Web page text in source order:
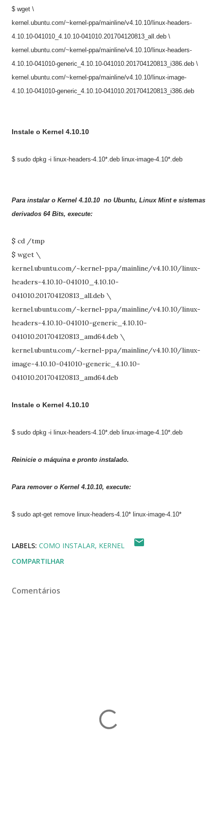
$ wget \
kernel.ubuntu.com/~kernel-ppa/mainline/v4.10.10/linux-headers-
4.10.10-041010_4.10.10-041010.201704120813_all.deb \
kernel.ubuntu.com/~kernel-ppa/mainline/v4.10.10/linux-headers-
4.10.10-041010-generic_4.10.10-041010.201704120813_i386.deb \
kernel.ubuntu.com/~kernel-ppa/mainline/v4.10.10/linux-image-
4.10.10-041010-generic_4.10.10-041010.201704120813_i386.deb
Instale o Kernel 4.10.10
$ sudo dpkg -i linux-headers-4.10*.deb linux-image-4.10*.deb
Para instalar o Kernel 4.10.10 no Ubuntu, Linux Mint e sistemas
derivados 64 Bits, execute:
$ cd /tmp
$ wget \
kernel.ubuntu.com/~kernel-ppa/mainline/v4.10.10/linux-
headers-4.10.10-041010_4.10.10-
041010.201704120813_all.deb \
kernel.ubuntu.com/~kernel-ppa/mainline/v4.10.10/linux-
headers-4.10.10-041010-generic_4.10.10-
041010.201704120813_amd64.deb \
kernel.ubuntu.com/~kernel-ppa/mainline/v4.10.10/linux-
image-4.10.10-041010-generic_4.10.10-
041010.201704120813_amd64.deb
Instale o Kernel 4.10.10
$ sudo dpkg -i linux-headers-4.10*.deb linux-image-4.10*.deb
Reinicie o máquina e pronto instalado.
Para remover o Kernel 4.10.10, execute:
$ sudo apt-get remove linux-headers-4.10* linux-image-4.10*
LABELS: COMO INSTALAR KERNEL
COMPARTILHAR
Comentários